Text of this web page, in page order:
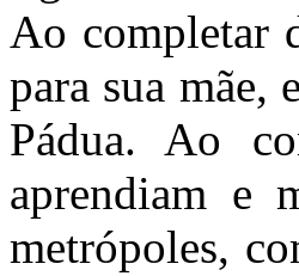
Ao completar
para sua mãe,
Pádua. Ao
aprendiam e
metrópoles,